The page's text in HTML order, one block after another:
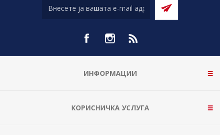
ИНФОРМАЦИИ
КОРИСНИЧКА УСЛУГА